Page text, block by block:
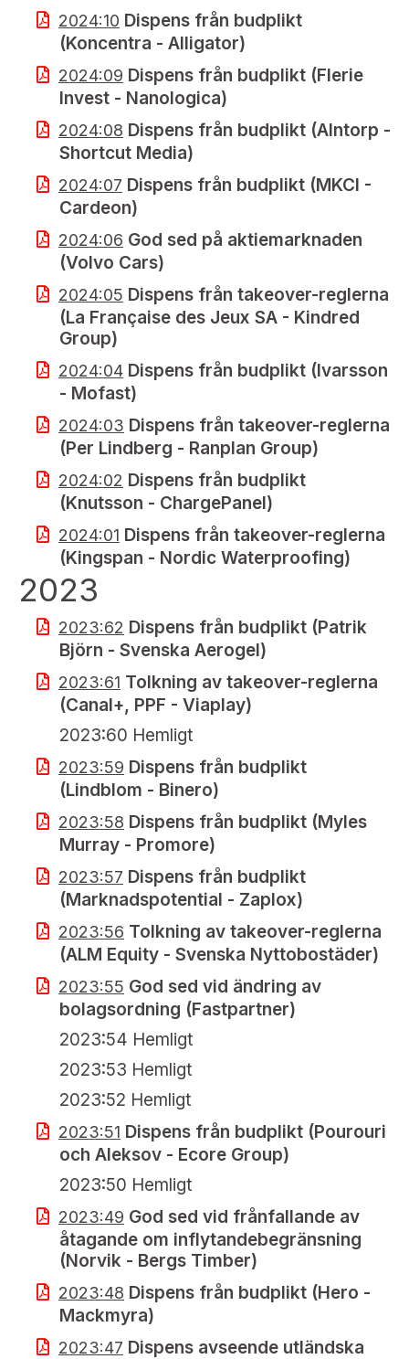
2024:10 Dispens från budplikt
(Koncentra - Alligator)
2024:09 Dispens från budplikt (Flerie
Invest - Nanologica)
2024:08 Dispens från budplikt (Alntorp -
Shortcut Media)
2024:07 Dispens från budplikt (MKCI -
Cardeon)
2024:06 God sed på aktiemarknaden
(Volvo Cars)
2024:05 Dispens från takeover-reglerna
(La Française des Jeux SA - Kindred
Group)
2024:04 Dispens från budplikt (Ivarsson
- Mofast)
2024:03 Dispens från takeover-reglerna
(Per Lindberg - Ranplan Group)
2024:02 Dispens från budplikt
(Knutsson - ChargePanel)
2024:01 Dispens från takeover-reglerna
(Kingspan - Nordic Waterproofing)
2023
2023:62 Dispens från budplikt (Patrik
Björn - Svenska Aerogel)
2023:61 Tolkning av takeover-reglerna
(Canal+, PPF - Viaplay)
2023:60 Hemligt
2023:59 Dispens från budplikt
(Lindblom - Binero)
2023:58 Dispens från budplikt (Myles
Murray - Promore)
2023:57 Dispens från budplikt
(Marknadspotential - Zaplox)
2023:56 Tolkning av takeover-reglerna
(ALM Equity - Svenska Nyttobostäder)
2023:55 God sed vid ändring av
bolagsordning (Fastpartner)
2023:54 Hemligt
2023:53 Hemligt
2023:52 Hemligt
2023:51 Dispens från budplikt (Pourouri
och Aleksov - Ecore Group)
2023:50 Hemligt
2023:49 God sed vid frånfallande av
åtagande om inflytandebegränsning
(Norvik - Bergs Timber)
2023:48 Dispens från budplikt (Hero -
Mackmyra)
2023:47 Dispens avseende utländska